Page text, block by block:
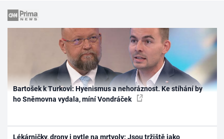
Bartošek k Turkovi: Hyenismus a nehoráznost. Ke stíhání by
ho Sněmovna vydala, míní Vondráček
Lékárničky, drony i pytle na mrtvoly: Jsou tržiště jako